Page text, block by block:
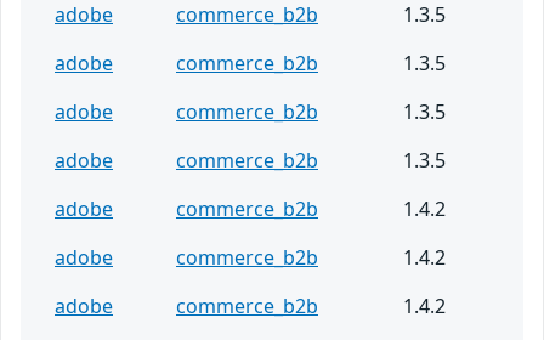
adobe
commerce_b2b
1.3.5
adobe
commerce_b2b
1.3.5
adobe
commerce_b2b
1.3.5
adobe
commerce_b2b
1.3.5
adobe
commerce_b2b
1.4.2
adobe
commerce_b2b
1.4.2
adobe
commerce_b2b
1.4.2